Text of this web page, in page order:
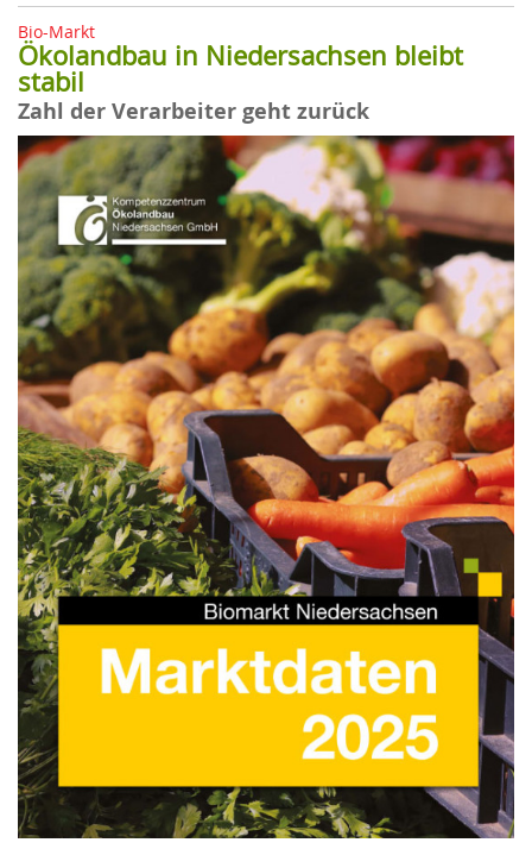
Bio-Markt
Ökolandbau in Niedersachsen bleibt
stabil
Zahl der Verarbeiter geht zurück